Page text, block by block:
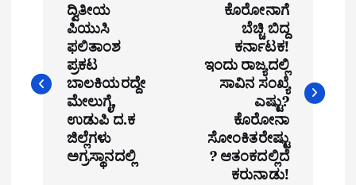
t
ದ್ವಿತೀಯ
ಪಿಯುಸಿ
ಫಲಿತಾಂಶ
ಪ್ರಕಟ
ಬಾಲಕಿಯರದ್ದೇ
ಮೇಲುಗೈ,
ಉಡುಪಿ ದ.ಕ
ಜಿಲ್ಲೆಗಳು
ಅಗ್ರಸ್ಥಾನದಲ್ಲಿ
ಕೊರೋನಾಗೆ
ಬೆಚ್ಚಿ ಬಿದ್ದ
ಕರ್ನಾಟಕ!
ಇಂದು ರಾಜ್ಯದಲ್ಲಿ
ಸಾವಿನ ಸಂಖ್ಯೆ
ಎಷ್ಟು?
ಕೊರೋನಾ
ಸೋಂಕಿತರೇಷ್ಟು
? ಆತಂಕದಲ್ಲಿದೆ
ಕರುನಾಡು!